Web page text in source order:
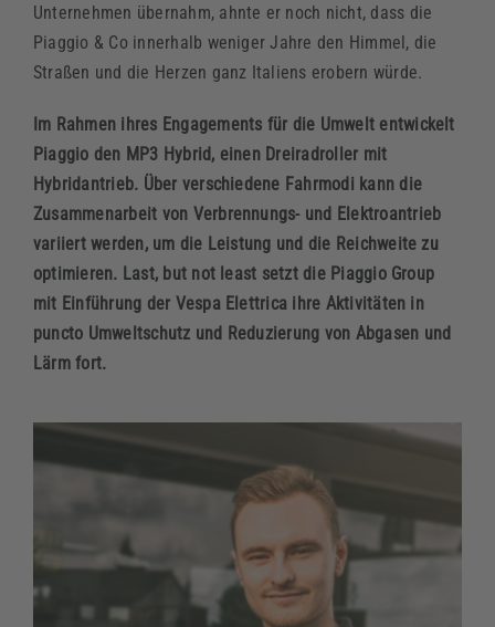
Unternehmen übernahm, ahnte er noch nicht, dass die
Piaggio & Co innerhalb weniger Jahre den Himmel, die
Straßen und die Herzen ganz Italiens erobern würde.
Im Rahmen ihres Engagements für die Umwelt entwickelt
Piaggio den MP3 Hybrid, einen Dreiradroller mit
Hybridantrieb. Über verschiedene Fahrmodi kann die
Zusammenarbeit von Verbrennungs- und Elektroantrieb
variiert werden, um die Leistung und die Reichweite zu
optimieren. Last, but not least setzt die Piaggio Group
mit Einführung der Vespa Elettrica ihre Aktivitäten in
puncto Umweltschutz und Reduzierung von Abgasen und
Lärm fort.